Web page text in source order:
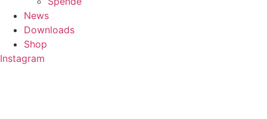
News
Downloads
Shop
Instagram